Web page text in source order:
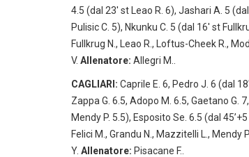
4.5 (dal 23′ st Leao R. 6), Jashari A. 5
Pulisic C. 5), Nkunku C. 5 (dal 16′ st
Fullkrug N., Leao R., Loftus-Cheek R.,
V. Allenatore: Allegri M..
CAGLIARI: Caprile E. 6, Pedro J. 6 (dal
Zappa G. 6.5, Adopo M. 6.5, Gaetano G.
Mendy P. 5.5), Esposito Se. 6.5 (dal 45’+5
Felici M., Grandu N., Mazzitelli L., Mendy
Y. Allenatore: Pisacane F..